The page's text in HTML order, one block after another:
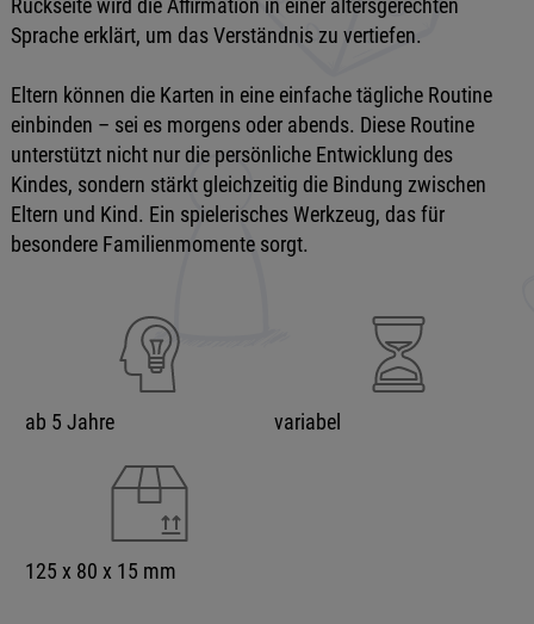
Rückseite wird die Affirmation in einer altersgerechten
Sprache erklärt, um das Verständnis zu vertiefen.
Eltern können die Karten in eine einfache tägliche Routine
einbinden – sei es morgens oder abends. Diese Routine
unterstützt nicht nur die persönliche Entwicklung des
Kindes, sondern stärkt gleichzeitig die Bindung zwischen
Eltern und Kind. Ein spielerisches Werkzeug, das für
besondere Familienmomente sorgt.
ab 5 Jahre variabel
125 x 80 x 15 mm